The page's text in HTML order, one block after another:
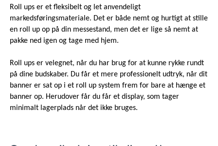
Roll ups er et fleksibelt og let anvendeligt
markedsføringsmateriale. Det er både nemt og hurtigt at stille
en roll up op på din messestand, men det er lige så nemt at
pakke ned igen og tage med hjem.
Roll ups er velegnet, når du har brug for at kunne rykke rundt
på dine budskaber. Du får et mere professionelt udtryk, når dit
banner er sat op i et roll up system frem for bare at hænge et
banner op. Herudover får du får et display, som tager
minimalt lagerplads når det ikke bruges.